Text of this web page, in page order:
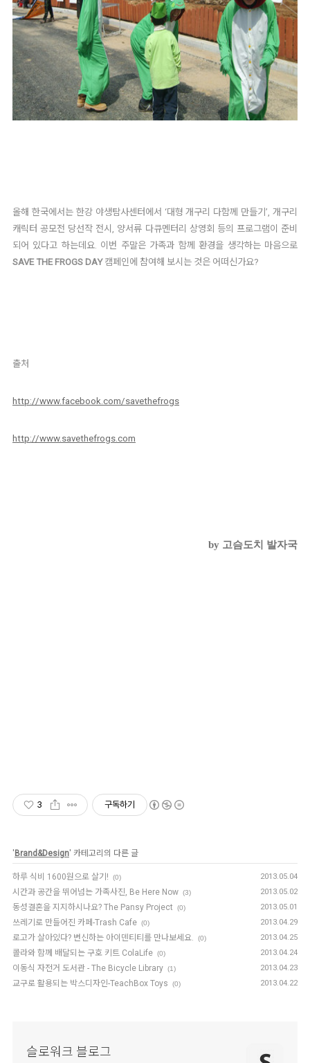
올해 한국에서는 한강 야생탐사센터에서 ‘대형 개구리 다함께 만들기’, 개구리
캐릭터 공모전 당선작 전시, 양서류 다큐멘터리 상영회 등의 프로그램이 준비
되어 있다고 하는데요. 이번 주말은 가족과 함께 환경을 생각하는 마음으로
SAVE THE FROGS DAY캠페인에 참여해 보시는 것은 어떠신가요?
출처
http://www.facebook.com/savethefrogs
http://www.savethefrogs.com
by 고슴도치 발자국
3 구독하기
'Brand&Design' 카테고리의 다른 글
하루 식비 1600원으로 살기! (0) 2013.05.04
시간과 공간을 뛰어넘는 가족사진, Be Here Now (3) 2013.05.02
동성결혼을 지지하시나요? The Pansy Project (0) 2013.05.01
쓰레기로 만들어진 카페-Trash Cafe (0) 2013.04.29
로고가 살아있다? 변신하는 아이덴티티를 만나보세요. (0) 2013.04.25
콜라와 함께 배달되는 구호 키트 ColaLife (0) 2013.04.24
이동식 자전거 도서관 - The Bicycle Library (1) 2013.04.23
교구로 활용되는 박스디자인-TeachBox Toys (0) 2013.04.22
슬로워크 블로그